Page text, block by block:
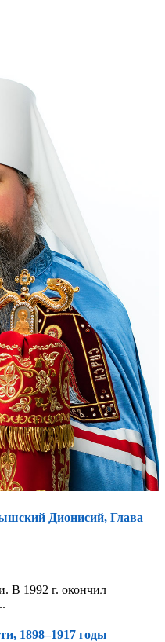
Дионисий, Глава
В 1992 г. окончил
1898–1917 годы